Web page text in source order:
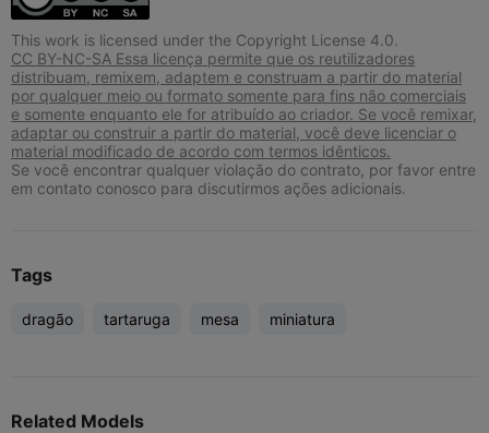
This work is licensed under the Copyright License 4.0.
CC BY-NC-SA Essa licença permite que os reutilizadores
distribuam, remixem, adaptem e construam a partir do material
por qualquer meio ou formato somente para fins não comerciais
e somente enquanto ele for atribuído ao criador. Se você remixar,
adaptar ou construir a partir do material, você deve licenciar o
material modificado de acordo com termos idênticos.
Se você encontrar qualquer violação do contrato, por favor entre
em contato conosco para discutirmos ações adicionais.
Tags
dragão tartaruga mesa miniatura
Related Models